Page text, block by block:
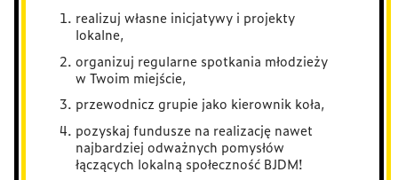
realizuj własne inicjatywy i projekty
lokalne,
organizuj regularne spotkania młodzieży
w Twoim miejście,
przewodnicz grupie jako kierownik koła,
pozyskaj fundusze na realizację nawet
najbardziej odważnych pomysłów
łączących lokalną społeczność BJDM!